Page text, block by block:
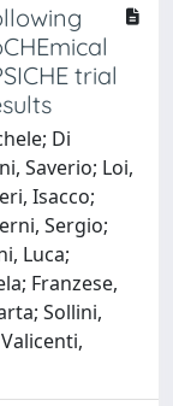
trial
Di
Saverio; Loi,
Isacco;
Sergio;
Luca;
Franzese,
Sollini,